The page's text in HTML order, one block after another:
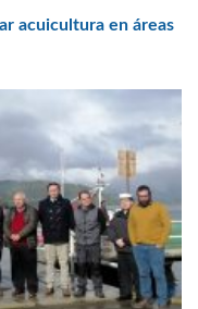
acuicultura en áreas